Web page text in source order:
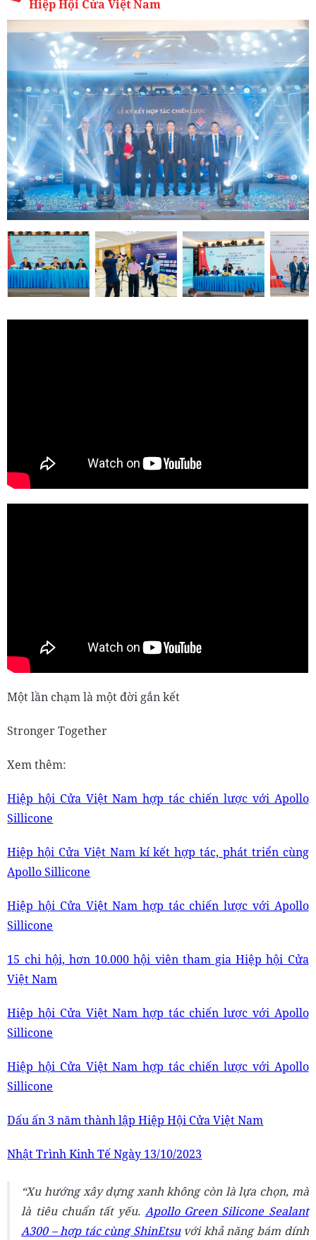
Hiệp Hội Cửa Việt Nam
Một lần chạm là một đời gắn kết
Stronger Together
Xem thêm:
Hiệp hội Cửa Việt Nam hợp tác chiến lược với Apollo
Sillicone
Hiệp hội Cửa Việt Nam kí kết hợp tác, phát triển cùng
Apollo Sillicone
Hiệp hội Cửa Việt Nam hợp tác chiến lược với Apollo
Sillicone
15 chi hội, hơn 10.000 hội viên tham gia Hiệp hội Cửa
Việt Nam
Hiệp hội Cửa Việt Nam hợp tác chiến lược với Apollo
Sillicone
Hiệp hội Cửa Việt Nam hợp tác chiến lược với Apollo
Sillicone
Dấu ấn 3 năm thành lập Hiệp Hội Cửa Việt Nam
Nhật Trình Kinh Tế Ngày 13/10/2023
Xu hướng xây dựng xanh không còn là lựa chọn, mà
là tiêu chuẩn tất yếu. Apollo Green Silicone Sealant
A300 – hợp tác cùng ShinEtsuvới khả năng bám dính